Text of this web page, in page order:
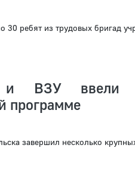
30 ребят из трудовых бригад
ВЗУ ввели
программе
завершил несколько